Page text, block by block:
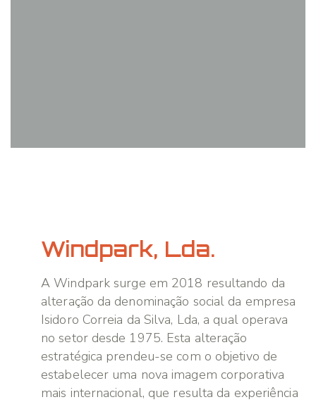
Windpark, Lda.
A Windpark surge em 2018 resultando da
alteração da denominação social da empresa
Isidoro Correia da Silva, Lda, a qual operava
no setor desde 1975. Esta alteração
estratégica prendeu-se com o objetivo de
estabelecer uma nova imagem corporativa
mais internacional, que resulta da experiência